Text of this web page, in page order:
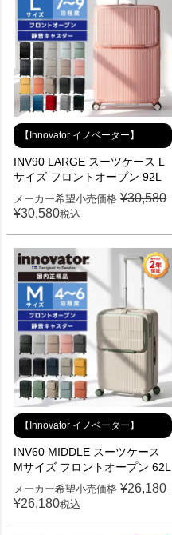
【Innovator イノベーター】
INV90 LARGE スーツケース L
サイズ フロントオープン 92L
メーカー希望小売価格 ¥30,580
¥30,580税込
【Innovator イノベーター】
INV60 MIDDLE スーツケース
Mサイズ フロントオープン 62L
メーカー希望小売価格 ¥26,180
¥26,180税込